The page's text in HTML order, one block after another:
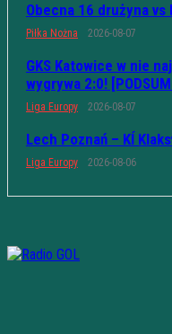
Obecna 16 drużyna
Piłka Nożna 2026-08-07
GKS Katowice w nie
wygrywa 2:0!
Liga Europy 2026-08-07
Lech Poznań – KÍ
Liga Europy 2026-08-06